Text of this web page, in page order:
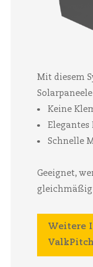
Mit diesem
Keine
Elegantes
Schnelle
Geeignet,
gleichmäßig
Weitere